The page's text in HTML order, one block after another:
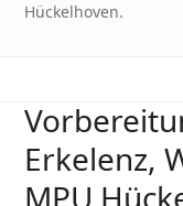
Hückelhoven.
Erkelenz,
MPU